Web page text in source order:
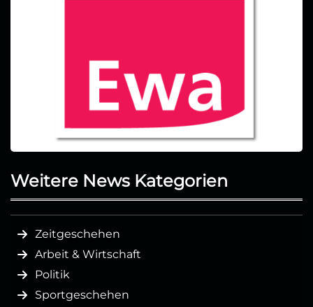
Weitere News Kategorien
Zeitgeschehen
Arbeit & Wirtschaft
Politik
Sportgeschehen